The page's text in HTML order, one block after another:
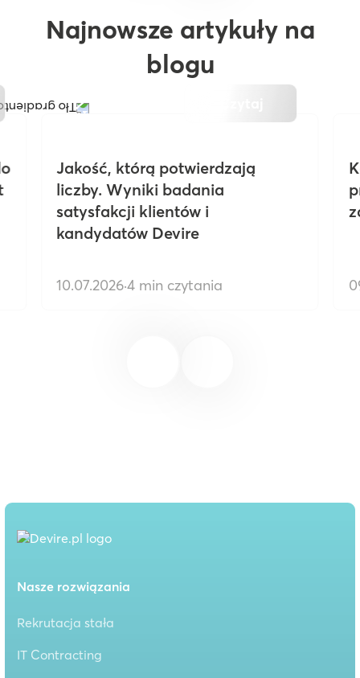
Najnowsze artykuły na
blogu
Jakość, którą potwierdzają
liczby. Wyniki badania
satysfakcji klientów i
kandydatów Devire
10.07.2026·4 min czytania
Nasze rozwiązania
Rekrutacja stała
IT Contracting